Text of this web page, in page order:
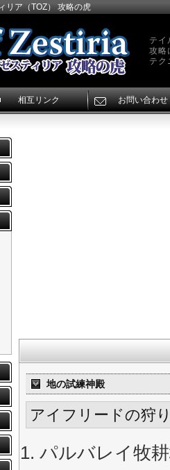
リア（TOZ） 攻略の虎
テイ
攻略
テク
地の試練神殿
アイフリードの狩
パルバレイ牧
相互リンク お問い合わせ